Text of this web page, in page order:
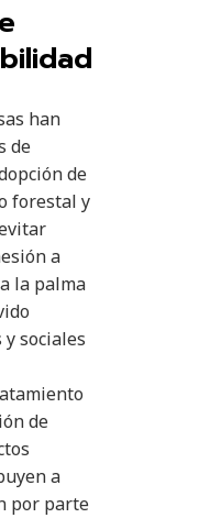
han
de
de
forestal y
a
la palma
sociales
de
a
por parte